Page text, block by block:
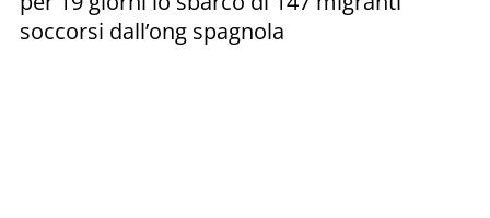
soccorsi dall’ong spagnola